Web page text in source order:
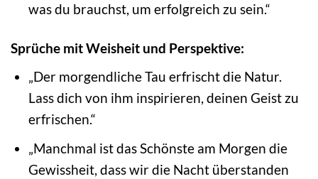
was du brauchst, um erfolgreich zu sein.“
Sprüche mit Weisheit und Perspektive:
„Der morgendliche Tau erfrischt die Natur.
Lass dich von ihm inspirieren, deinen Geist zu
erfrischen.“
„Manchmal ist das Schönste am Morgen die
Gewissheit, dass wir die Nacht überstanden